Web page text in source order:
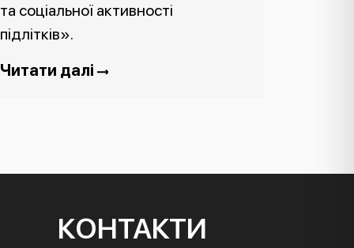
та соціальної активності
підлітків».
Читати далі
КОНТАКТИ